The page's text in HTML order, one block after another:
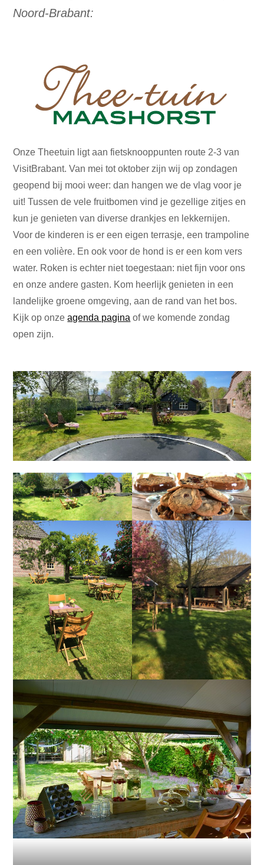
Noord-Brabant:
Onze Theetuin ligt aan fietsknooppunten route 2-3 van
VisitBrabant. Van mei tot oktober zijn wij op zondagen
geopend bij mooi weer: dan hangen we de vlag voor je
uit! Tussen de vele fruitbomen vind je gezellige zitjes en
kun je genieten van diverse drankjes en lekkernijen.
Voor de kinderen is er een eigen terrasje, een trampoline
en een volière. En ook voor de hond is er een kom vers
water. Roken is echter niet toegestaan: niet fijn voor ons
en onze andere gasten. Kom heerlijk genieten in een
landelijke groene omgeving, aan de rand van het bos.
Kijk op onzeagenda pagina of we komende zondag
open zijn.